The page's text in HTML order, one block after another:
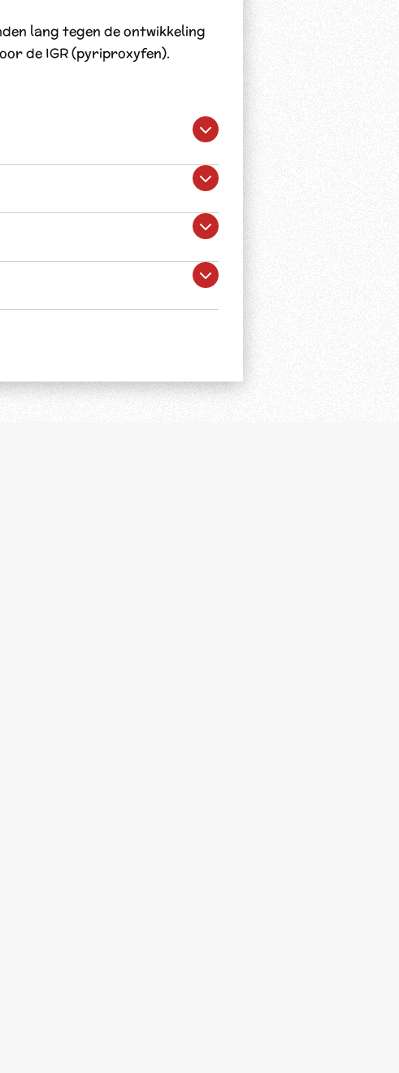
lang tegen de ontwikkeling
de IGR (pyriproxyfen).